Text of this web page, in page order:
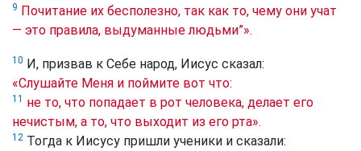
9 Почитание их бесполезно, так как то, чему они учат
— это правила, выдуманные людьми”».
10 И, призвав к Себе народ, Иисус сказал:
«Слушайте Меня и поймите вот что:
11 не то, что попадает в рот человека, делает его
нечистым, а то, что выходит из его рта».
12 Тогда к Иисусу пришли ученики и сказали: